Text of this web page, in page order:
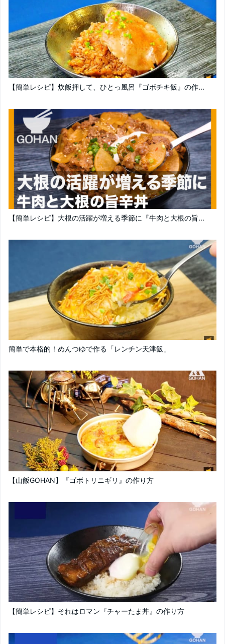
【簡単レシピ】炊飯押して、ひとっ風呂『ゴボチキ飯』の作...
【簡単レシピ】大根の活躍が増える季節に『牛肉と大根の旨...
簡単で本格的！めんつゆで作る「レンチン天津飯」
【山飯GOHAN】『ゴボトリニギリ』の作り方
【簡単レシピ】それはロマン『チャーたま丼』の作り方